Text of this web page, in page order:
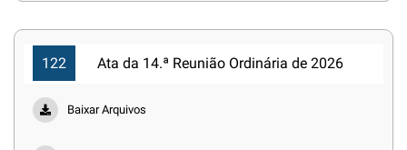
122 Ata da 14.ª Reunião Ordinária de 2026
Baixar Arquivos